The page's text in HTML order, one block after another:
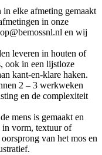
elke afmeting gemaakt
in onze
en wij
leveren in houten of
ook in een lijstloze
kant-en-klare haken.
2 – 3 werkweken
en de complexiteit
mens is gemaakt en
in vorm, textuur of
van het mos en